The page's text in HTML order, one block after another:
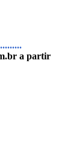
a partir